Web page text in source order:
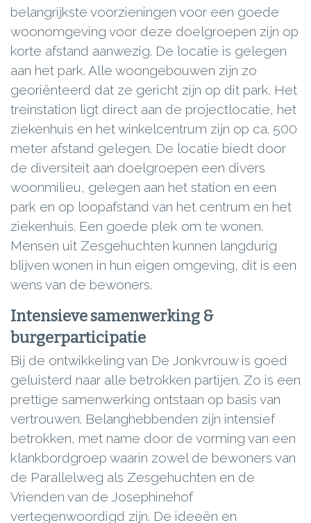
belangrijkste voorzieningen voor een goede
woonomgeving voor deze doelgroepen zijn op
korte afstand aanwezig. De locatie is gelegen
aan het park. Alle woongebouwen zijn zo
georiënteerd dat ze gericht zijn op dit park. Het
treinstation ligt direct aan de projectlocatie, het
ziekenhuis en het winkelcentrum zijn op ca. 500
meter afstand gelegen. De locatie biedt door
de diversiteit aan doelgroepen een divers
woonmilieu, gelegen aan het station en een
park en op loopafstand van het centrum en het
ziekenhuis. Een goede plek om te wonen.
Mensen uit Zesgehuchten kunnen langdurig
blijven wonen in hun eigen omgeving, dit is een
wens van de bewoners.
Intensieve samenwerking &
burgerparticipatie
Bij de ontwikkeling van De Jonkvrouw is goed
geluisterd naar alle betrokken partijen. Zo is een
prettige samenwerking ontstaan op basis van
vertrouwen. Belanghebbenden zijn intensief
betrokken, met name door de vorming van een
klankbordgroep waarin zowel de bewoners van
de Parallelweg als Zesgehuchten en de
Vrienden van de Josephinehof
vertegenwoordigd zijn. De ideeën en